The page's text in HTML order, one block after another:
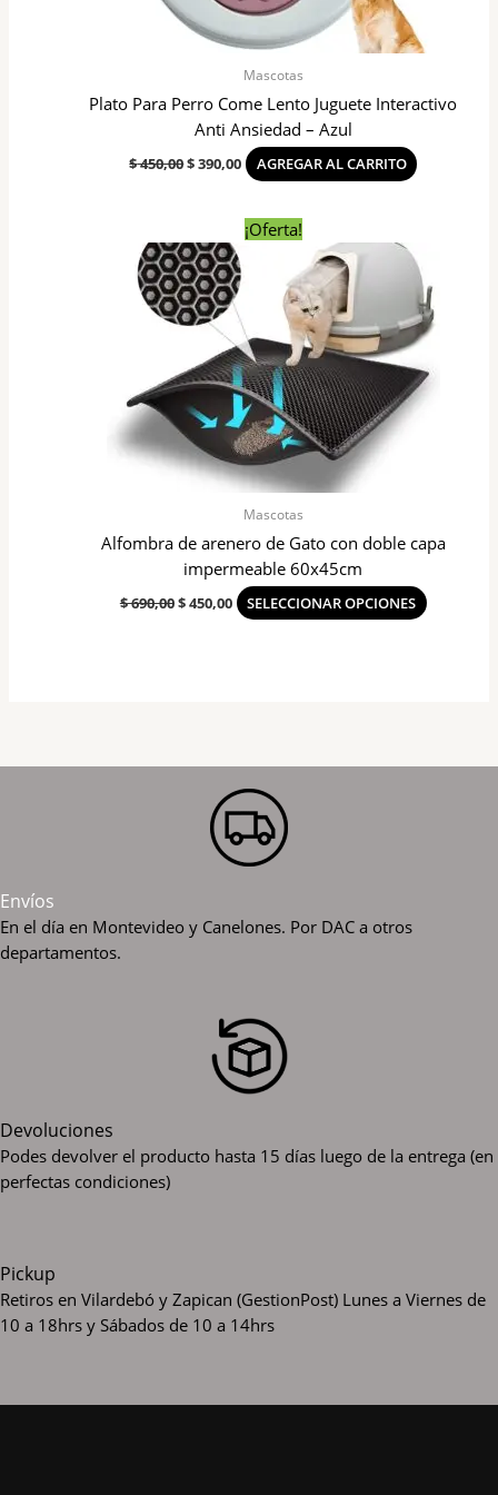
Mascotas
Plato Para Perro Come Lento Juguete Interactivo
Anti Ansiedad – Azul
$450,00$390,00 AGREGAR AL CARRITO
¡Oferta!
Mascotas
Alfombra de arenero de Gato con doble capa
impermeable 60x45cm
$690,00
precio
original
era:
$ 690,00.
$450,00
precio
actual
es:
$ 450,00.
SELECCIONAR OPCIONES
varias
opciones
del
Envíos
En el día en Montevideo y Canelones. Por DAC a otros
departamentos.
Devoluciones
Podes devolver el producto hasta 15 días luego de la entrega (en
perfectas condiciones)
Pickup
Retiros en Vilardebó y Zapican (GestionPost) Lunes a Viernes de
10 a 18hrs y Sábados de 10 a 14hrs